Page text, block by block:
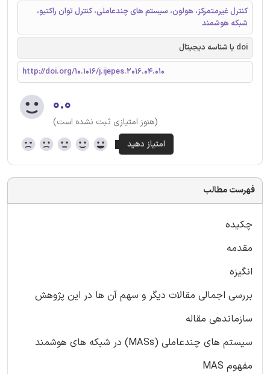
کنترل غیرمتمرکز، هولون، سیستم های چندعاملی، کنترل توان راکتیو،
شبکه هوشمند
doi یا شناسه دیجیتال
http://doi.org/10.1016/j.ijepes.2016.04.010
۰.۰
(هنوز امتیازی ثبت نشده است)
فهرست مطالب
چکیده
مقدمه
انگیزه
بررسی اجمالی مقالات دیگر و سهم آن ها در این پژوهش
سازماندهی مقاله
سیستم های چندعاملی (MASs) در شبکه های هوشمند
مفهوم MAS